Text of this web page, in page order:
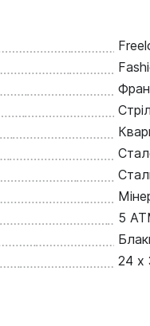
5
24 х